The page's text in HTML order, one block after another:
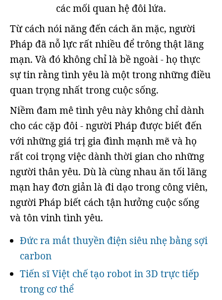
các mối quan hệ đôi lứa.
Từ cách nói năng đến cách ăn mặc, người
Pháp đã nỗ lực rất nhiều để trông thật lãng
mạn. Và đó không chỉ là bề ngoài - họ thực
sự tin rằng tình yêu là một trong những điều
quan trọng nhất trong cuộc sống.
Niềm đam mê tình yêu này không chỉ dành
cho các cặp đôi - người Pháp được biết đến
với những giá trị gia đình mạnh mẽ và họ
rất coi trọng việc dành thời gian cho những
người thân yêu. Dù là cùng nhau ăn tối lãng
mạn hay đơn giản là đi dạo trong công viên,
người Pháp biết cách tận hưởng cuộc sống
và tôn vinh tình yêu.
Đức ra mắt thuyền điện siêu nhẹ bằng sợi
carbon
Tiến sĩ Việt chế tạo robot in 3D trực tiếp
trong cơ thể